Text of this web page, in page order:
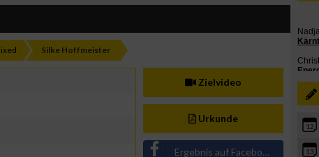
Silke Hoffmeister
Zielvideo
Urkunde
Ergebnis auf Facebook teilen
12
13